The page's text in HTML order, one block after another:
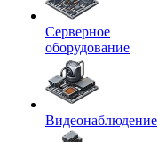
Серверное
оборудование
Видеонаблюдение